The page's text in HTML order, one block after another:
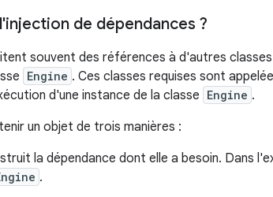
de dépendances ?
souvent des références à d'autres
Engine . Ces classes requises sont
d'une instance de la classe Engine .
un objet de trois manières :
la dépendance dont elle a besoin. Dans
.